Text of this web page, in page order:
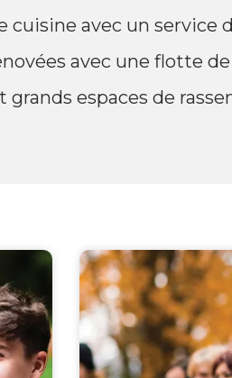
cuisine avec un service
avec une flotte
grands espaces de